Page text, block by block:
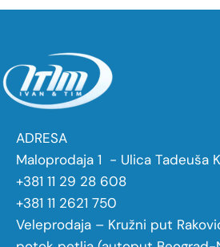
ADRESA
Maloprodaja 1 - Ulica Tadeuša
+381 11 29 28 608
+381 11 2621 750
Veleprodaja – Kružni put